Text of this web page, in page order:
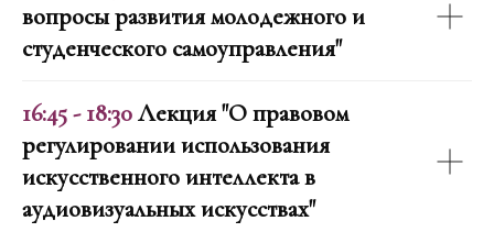
вопросы развития молодежного и
студенческого самоуправления"
16:45 - 18:30Лекция "О правовом
регулировании использования
искусственного интеллекта в
аудиовизуальных искусствах"